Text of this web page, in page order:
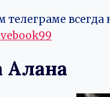
телеграме всегда
Алана